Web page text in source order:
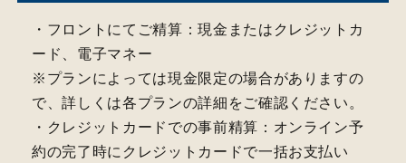
・フロントにてご精算：現金またはクレジットカ
ード、電子マネー
※プランによっては現金限定の場合がありますの
で、詳しくは各プランの詳細をご確認ください。
・クレジットカードでの事前精算：オンライン予
約の完了時にクレジットカードで一括お支払い